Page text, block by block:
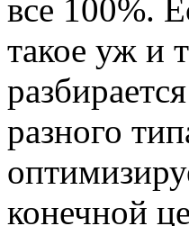
все 100%.
такое уж и
разного
конечной